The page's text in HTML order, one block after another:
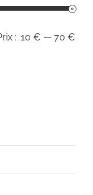
: 10 € —70 €